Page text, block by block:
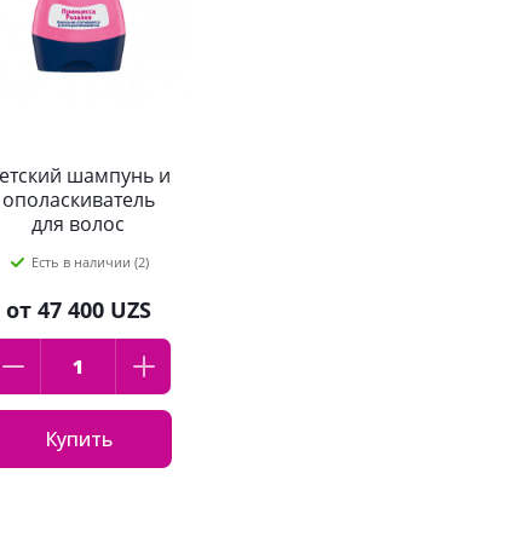
шампунь и
ополаскиватель
для волос
волшебным
блеском
"Принцесса
Розалея" 230 мл
Есть в наличии (2)
от 47 400 UZS
Купить